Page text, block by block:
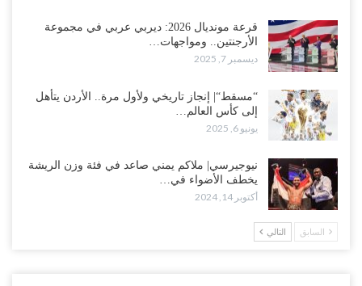
قرعة مونديال 2026: ديربي عربي في مجموعة
الأرجنتين.. ومواجهات…
ديسمبر 7, 2025
“مسقط“| إنجاز تاريخي ولأول مرة.. الأردن يتأهل
إلى كأس العالم…
يونيو 6, 2025
نيوجيرسي| ملاكم يمني صاعد في فئة وزن الريشة
يخطف الأضواء في…
أكتوبر 14, 2024
السابق التالي